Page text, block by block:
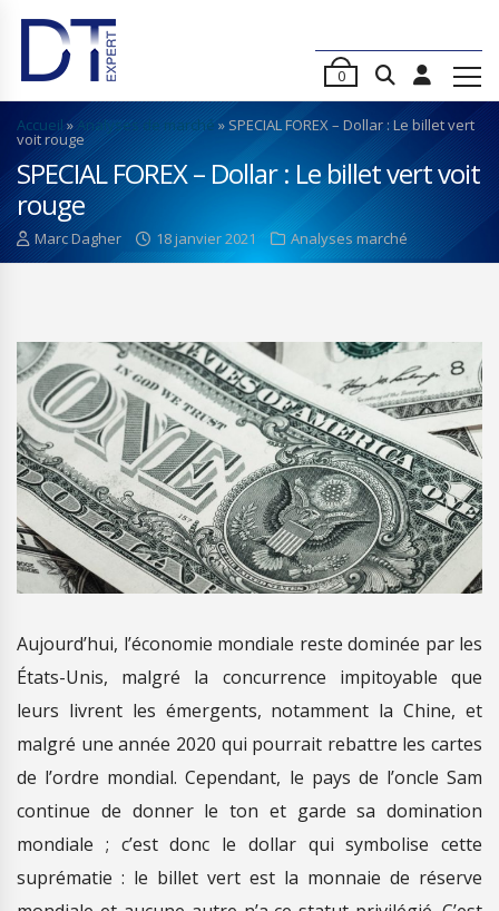
0
Accueil »Analyses de marché » SPECIAL FOREX – Dollar : Le billet vert
voit rouge
SPECIAL FOREX – Dollar : Le billet vert voit
rouge
Marc Dagher 18 janvier 2021 Analyses marché
Aujourd’hui, l’économie mondiale reste dominée par les
États-Unis, malgré la concurrence impitoyable que
leurs livrent les émergents, notamment la Chine, et
malgré une année 2020 qui pourrait rebattre les cartes
de l’ordre mondial. Cependant, le pays de l’oncle Sam
continue de donner le ton et garde sa domination
mondiale ; c’est donc le dollar qui symbolise cette
suprématie : le billet vert est la monnaie de réserve